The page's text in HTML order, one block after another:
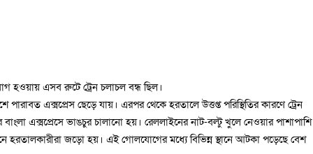
হওয়ায় এসব রুটে ট্রেন চলাচল বন্ধ ছিল।
এক্সপ্রেস ছেড়ে যায়। এরপর থেকে হরতালে উত্তপ্ত পরিস্থিতির কারণে ট্রেন
এক্সপ্রেসে ভাঙচুর চালানো হয়। রেললাইনের নাট-বল্টু খুলে নেওয়ার পাশাপাশি
হরতালকারীরা জড়ো হয়। এই গোলযোগের মধ্যে বিভিন্ন স্থানে আটকা পড়েছে বেশ